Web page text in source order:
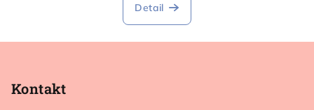
Detail
Kontakt